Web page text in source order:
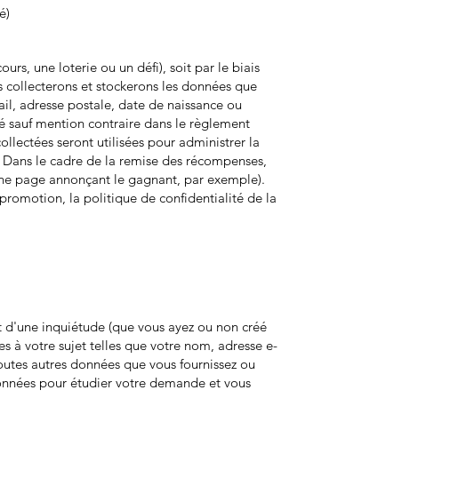
une loterie ou un défi), soit par le biais
et stockerons les données que
adresse postale, date de naissance ou
sauf mention contraire dans le règlement
seront utilisées pour administrer la
le cadre de la remise des récompenses,
page annonçant le gagnant, par exemple).
la politique de confidentialité de la
inquiétude (que vous ayez ou non créé
à votre sujet telles que votre nom, adresse e-
autres données que vous fournissez ou
pour étudier votre demande et vous